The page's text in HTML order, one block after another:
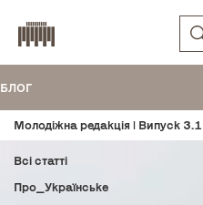
БЛОГ
Всі статті
Про_Українське
Молодіжна редакція | Випуск 3.1